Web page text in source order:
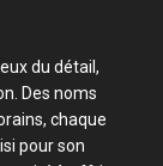
du détail,
Des noms
chaque
pour son